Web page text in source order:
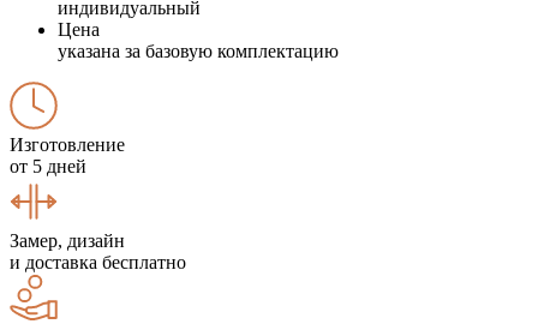
индивидуальный
Цена
указана за базовую комплектацию
Изготовление
от 5 дней
Замер, дизайн
и доставка бесплатно